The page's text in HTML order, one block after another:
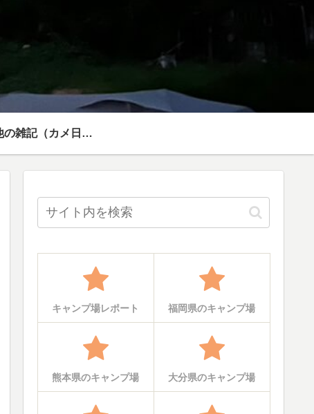
その他の雑記（カメ日記）
キャンプ場レポート 福岡県のキャンプ場
熊本県のキャンプ場 大分県のキャンプ場